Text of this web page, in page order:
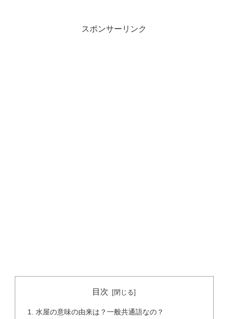
スポンサーリンク
目次
水屋の意味の由来は？一般共通語なの？